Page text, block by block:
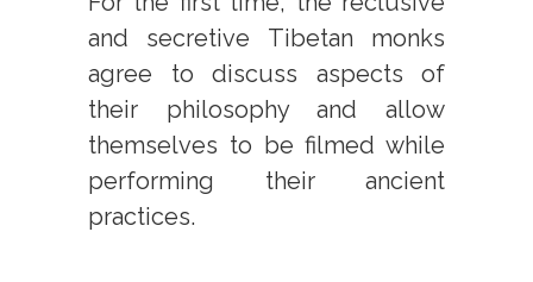
and secretive Tibetan monks
agree to discuss aspects of
their philosophy and allow
themselves to be filmed while
performing their ancient
practices.